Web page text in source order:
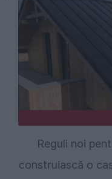
Reguli noi
construiască o